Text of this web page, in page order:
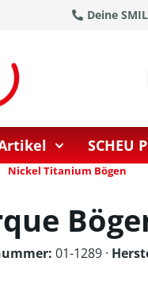
Deine
SCHEU
Nickel Titanium Bögen
01-1289 ·